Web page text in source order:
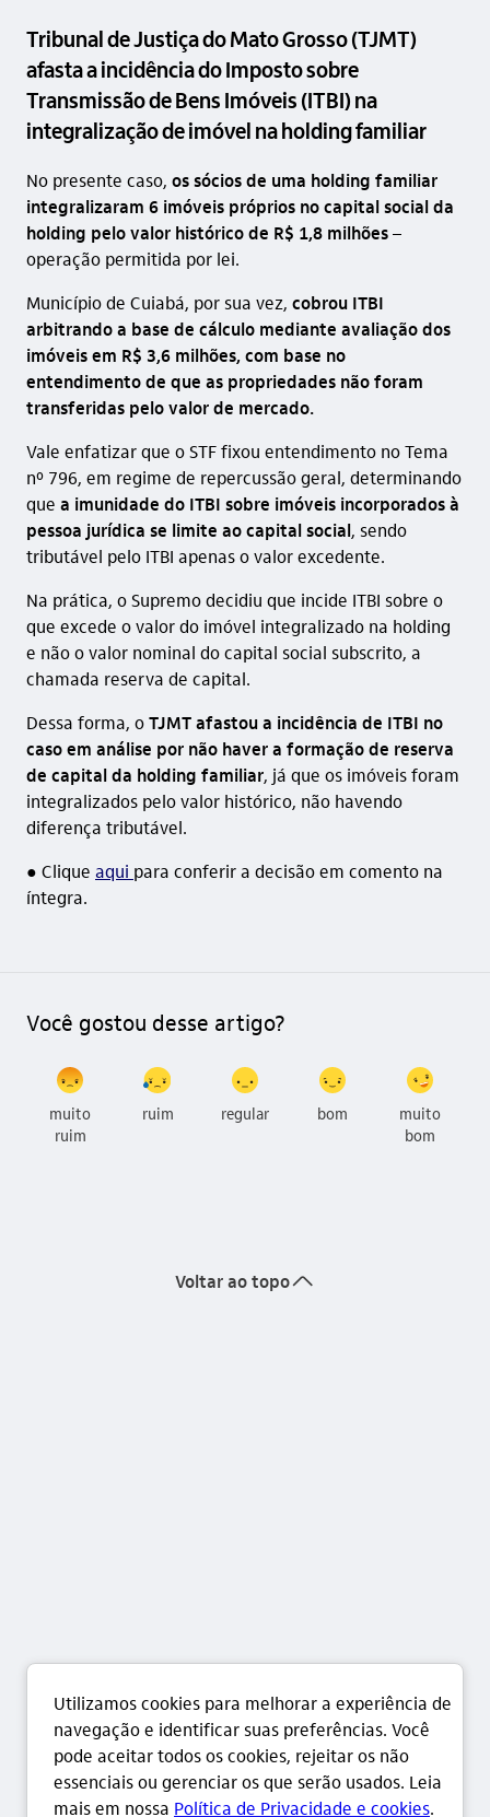
Tribunal de Justiça do Mato Grosso (TJMT)
afasta a incidência do Imposto sobre
Transmissão de Bens Imóveis (ITBI) na
integralização de imóvel na holding familiar
No presente caso, os sócios de uma holding familiar
integralizaram 6 imóveis próprios no capital social da
holding pelo valor histórico de R$ 1,8 milhões–
operação permitida por lei.
Município de Cuiabá, por sua vez, cobrou ITBI
arbitrando a base de cálculo mediante avaliação dos
imóveis em R$ 3,6 milhões, com base no
entendimento de que as propriedades não foram
transferidas pelo valor de mercado.
Vale enfatizar que o STF fixou entendimento no Tema
nº 796, em regime de repercussão geral, determinando
que a imunidade do ITBI sobre imóveis incorporados à
pessoa jurídica se limite ao capital social, sendo
tributável pelo ITBI apenas o valor excedente.
Na prática, o Supremo decidiu que incide ITBI sobre o
que excede o valor do imóvel integralizado na holding
e não o valor nominal do capital social subscrito, a
chamada reserva de capital.
Dessa forma, oTJMT afastou a incidência de ITBI no
caso em análise por não haver a formação de reserva
de capital da holding familiar, já que os imóveis foram
integralizados pelo valor histórico, não havendo
diferença tributável.
● Clique aqui para conferir a decisão em comento na
íntegra.
Você gostou desse artigo?
muito
ruim
ruim regular bom
muito
bom
Voltar ao toposeta_cima